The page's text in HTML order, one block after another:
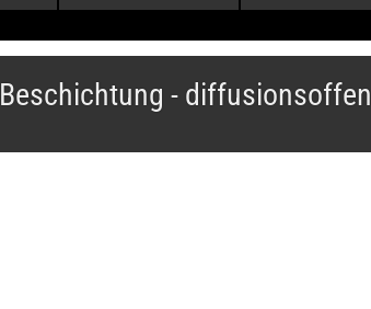
Beschichtung - diffusionsoffen